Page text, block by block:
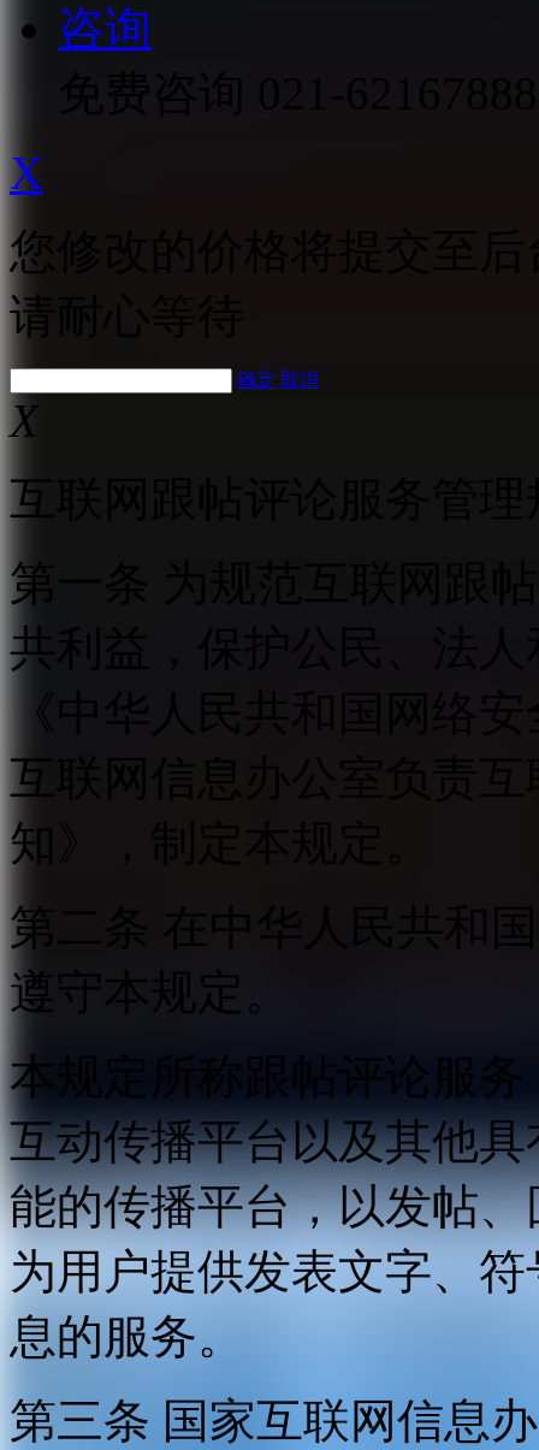
咨询
X
您修改的价格将提交至
请耐心等待
确定 取消
X
互联网跟帖评论服务管理
第一条 为规范互联网跟
共利益，保护公民、法
《中华人民共和国网络
互联网信息办公室负责
知》，制定本规定。
第二条 在中华人民共和
遵守本规定。
本规定所称跟帖评论服
互动传播平台以及其他
能的传播平台，以发帖
为用户提供发表文字、
息的服务。
第三条 国家互联网信息